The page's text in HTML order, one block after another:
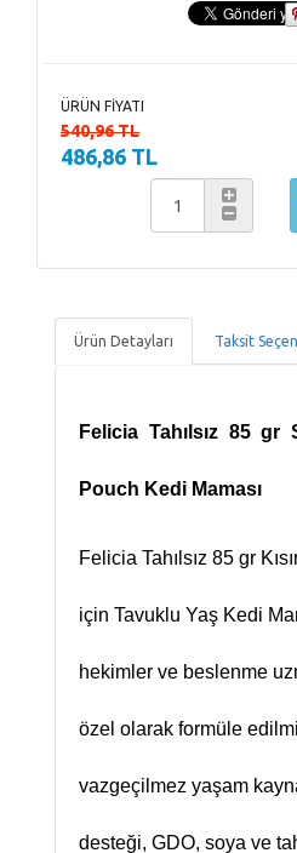
ÜRÜN FİYATI
540,96 TL
486,86 TL
Ürün Detayları Taksit
Felicia Tahılsız 85 gr
Pouch Kedi Maması
Felicia Tahılsız 85 gr
için Tavuklu Yaş Kedi
hekimler ve beslenme
özel olarak formüle
vazgeçilmez yaşam
desteği, GDO, soya ve